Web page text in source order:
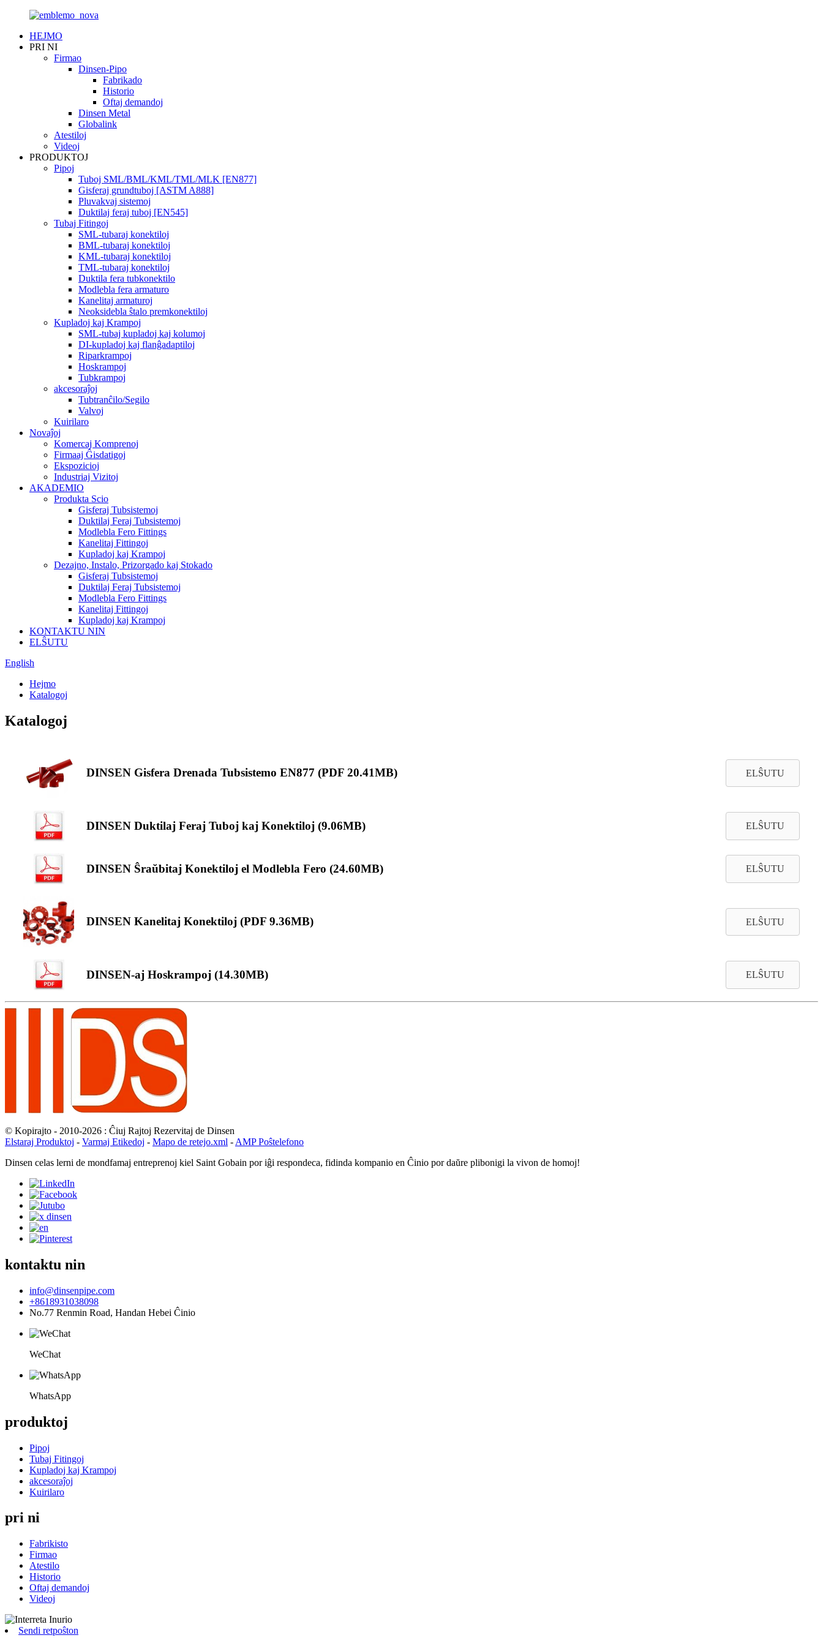
HEJMO
PRI NI
Firmao
Dinsen-Pipo
Fabrikado
Historio
Oftaj demandoj
Dinsen Metal
Globalink
Atestiloj
Videoj
PRODUKTOJ
Pipoj
Tuboj SML/BML/KML/TML/MLK [EN877]
Gisferaj grundtuboj [ASTM A888]
Pluvakvaj sistemoj
Duktilaj feraj tuboj [EN545]
Tubaj Fitingoj
SML-tubaraj konektiloj
BML-tubaraj konektiloj
KML-tubaraj konektiloj
TML-tubaraj konektiloj
Duktila fera tubkonektilo
Modlebla fera armaturo
Kanelitaj armaturoj
Neoksidebla ŝtalo premkonektiloj
Kupladoj kaj Krampoj
SML-tubaj kupladoj kaj kolumoj
DI-kupladoj kaj flanĝadaptiloj
Riparkrampoj
Hoskrampoj
Tubkrampoj
akcesoraĵoj
Tubtranĉilo/Segilo
Valvoj
Kuirilaro
Novaĵoj
Komercaj Komprenoj
Firmaaj Ĝisdatigoj
Ekspozicioj
Industriaj Vizitoj
AKADEMIO
Produkta Scio
Gisferaj Tubsistemoj
Duktilaj Feraj Tubsistemoj
Modlebla Fero Fittings
Kanelitaj Fittingoj
Kupladoj kaj Krampoj
Dezajno, Instalo, Prizorgado kaj Stokado
Gisferaj Tubsistemoj
Duktilaj Feraj Tubsistemoj
Modlebla Fero Fittings
Kanelitaj Fittingoj
Kupladoj kaj Krampoj
KONTAKTU NIN
ELŜUTU
English
Hejmo
Katalogoj
Katalogoj
DINSEN Gisfera Drenada Tubsistemo EN877 (PDF 20.41MB) ELŜUTU
DINSEN Duktilaj Feraj Tuboj kaj Konektiloj (9.06MB) ELŜUTU
DINSEN Ŝraŭbitaj Konektiloj el Modlebla Fero (24.60MB) ELŜUTU
DINSEN Kanelitaj Konektiloj (PDF 9.36MB) ELŜUTU
DINSEN-aj Hoskrampoj (14.30MB) ELŜUTU
© Kopirajto - 2010-2026 : Ĉiuj Rajtoj Rezervitaj de Dinsen
Elstaraj Produktoj - Varmaj Etikedoj - Mapo de retejo.xml - AMP Poŝtelefono
Dinsen celas lerni de mondfamaj entreprenoj kiel Saint Gobain por iĝi respondeca, fidinda kompanio en Ĉinio por daŭre plibonigi la vivon de homoj!
kontaktu nin
info@dinsenpipe.com
+8618931038098
No.77 Renmin Road, Handan Hebei Ĉinio
WeChat
WhatsApp
produktoj
Pipoj
Tubaj Fitingoj
Kupladoj kaj Krampoj
akcesoraĵoj
Kuirilaro
pri ni
Fabrikisto
Firmao
Atestilo
Historio
Oftaj demandoj
Videoj
Sendi retpoŝton